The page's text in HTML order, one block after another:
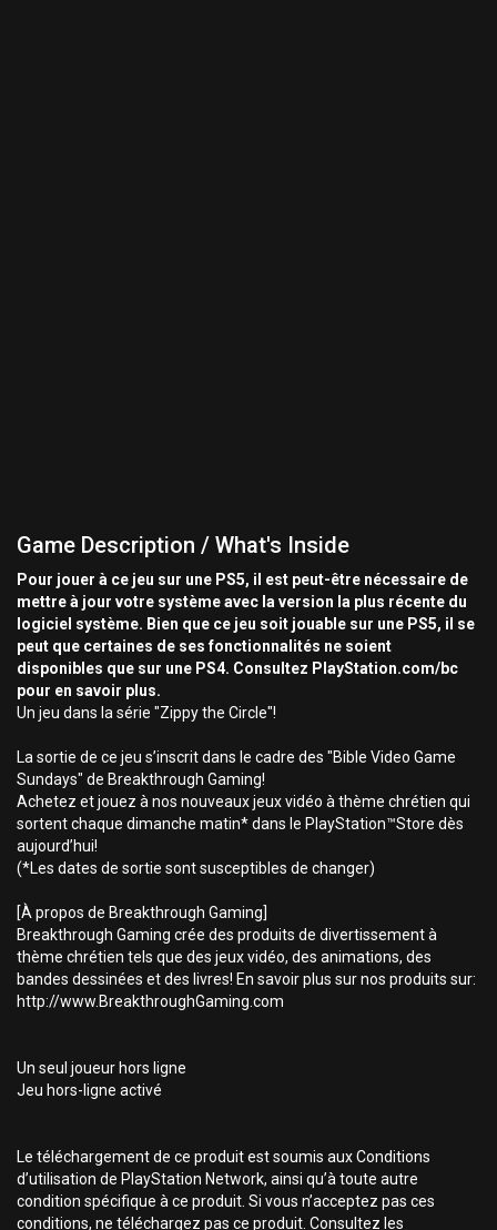
Game Description / What's Inside
Pour jouer à ce jeu sur une PS5, il est peut-être nécessaire de
mettre à jour votre système avec la version la plus récente du
logiciel système. Bien que ce jeu soit jouable sur une PS5, il se
peut que certaines de ses fonctionnalités ne soient
disponibles que sur une PS4. Consultez PlayStation.com/bc
pour en savoir plus.
Un jeu dans la série "Zippy the Circle"!
La sortie de ce jeu s’inscrit dans le cadre des "Bible Video Game
Sundays" de Breakthrough Gaming!
Achetez et jouez à nos nouveaux jeux vidéo à thème chrétien qui
sortent chaque dimanche matin* dans le PlayStation™Store dès
aujourd’hui!
(*Les dates de sortie sont susceptibles de changer)
[À propos de Breakthrough Gaming]
Breakthrough Gaming crée des produits de divertissement à
thème chrétien tels que des jeux vidéo, des animations, des
bandes dessinées et des livres! En savoir plus sur nos produits sur:
http://www.BreakthroughGaming.com
Un seul joueur hors ligne
Jeu hors-ligne activé
Le téléchargement de ce produit est soumis aux Conditions
d’utilisation de PlayStation Network, ainsi qu’à toute autre
condition spécifique à ce produit. Si vous n’acceptez pas ces
conditions, ne téléchargez pas ce produit. Consultez les